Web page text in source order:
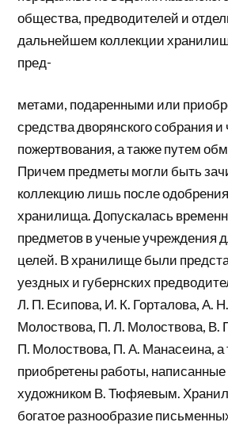
общества, предводителей и
дальнейшем коллекции
пред-
метами, подаренными или
средства дворянского собрания
пожертвования, а также путем
Причем предметы могли быть
коллекцию лишь после
хранилища. Допускалась
предметов в ученые учреждения
целей. В хранилище были
уездных и губернских
Л. П. Есипова, И. К. Горталова, А.
Молоствова, П. Л. Молоствова, В.
П. Молоствова, П. А. Манасеина, а
приобретены работы, написанные
художником В. Тюфяевым.
богатое разнообразие